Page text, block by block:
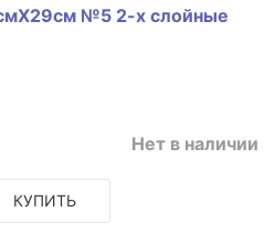
№5 2-х слойные
Нет в наличии
КУПИТЬ